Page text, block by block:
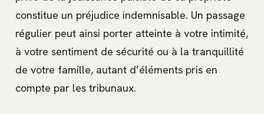
constitue un préjudice indemnisable. Un passage
régulier peut ainsi porter atteinte à votre intimité,
à votre sentiment de sécurité ou à la tranquillité
de votre famille, autant d’éléments pris en
compte par les tribunaux.